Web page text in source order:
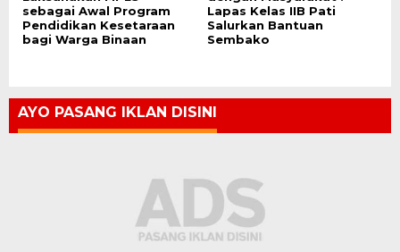
sebagai Awal Program
Pendidikan Kesetaraan
bagi Warga Binaan
Lapas Kelas IIB Pati
Salurkan Bantuan
Sembako
AYO PASANG IKLAN DISINI